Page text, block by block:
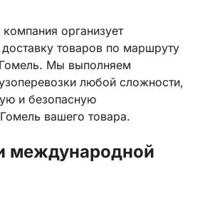
организует
товаров по маршруту
Мы выполняем
любой сложности,
и безопасную
вашего товара.
международной